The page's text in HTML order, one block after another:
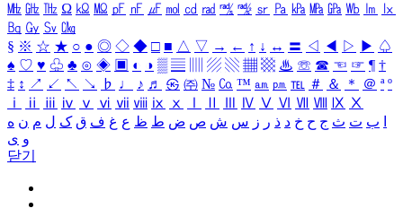
㎒ ㎓ ㎔ Ω ㏀ ㏁ ㎊ ㎋ ㎌ ㏖ ㏅ ㎭ ㎮ ㎯ ㏛ ㎩ ㎪ ㎫ ㎬ ㏝ ㏐
㏓
㏃ ㏉ ㏜ ㏆
§ ※ ☆ ★ ○ ● ◎ ◇ ◆ □ ■ △ ▽ → ← ↑ ↓ ↔ 〓 ◁ ◀ ▷ ▶ ♤
♠ ♡ ♥ ♧ ♣ ⊙ ◈ ▣ ◐ ◑ ▒ ▤ ▨ ▧ ▦ ▩ ♨ ☏ ☎ ☜ ☞ ¶ †
‡ ↕ ↗ ↙ ↖ ↘ ♭ ♩ ♪ ♬ ㉿ ㈜ № ㏇ ™ ㏂ ㏘ ℡ ＃ ＆ ＊ ＠ ª º
ⅰ
ⅱ ⅲ ⅳ ⅴ ⅵ ⅶ ⅷ ⅸ ⅹ Ⅳ Ⅴ Ⅵ Ⅶ Ⅷ Ⅸ Ⅹ
ب ت ث ج ح خ د ذ ر ز س ش ص ض ط ظ ع غ ف ق ک ل م ن ه
و ی
닫기